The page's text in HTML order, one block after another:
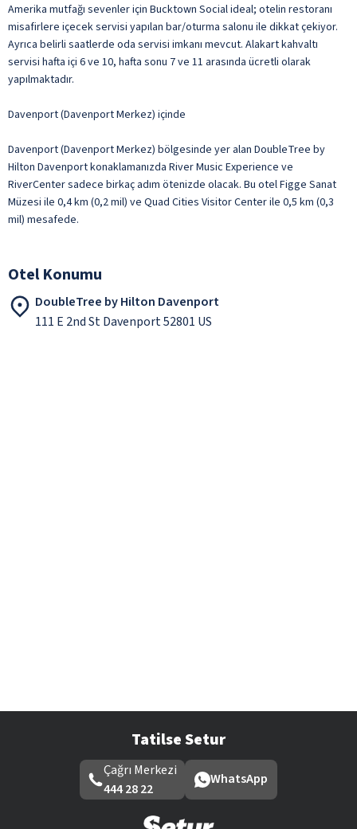
Amerika mutfağı sevenler için Bucktown Social ideal; otelin restoranı
misafirlere içecek servisi yapılan bar/oturma salonu ile dikkat çekiyor.
Ayrıca belirli saatlerde oda servisi imkanı mevcut. Alakart kahvaltı
servisi hafta içi 6 ve 10, hafta sonu 7 ve 11 arasında ücretli olarak
yapılmaktadır.
Davenport (Davenport Merkez) içinde
Davenport (Davenport Merkez) bölgesinde yer alan DoubleTree by
Hilton Davenport konaklamanızda River Music Experience ve
RiverCenter sadece birkaç adım ötenizde olacak. Bu otel Figge Sanat
Müzesi ile 0,4 km (0,2 mil) ve Quad Cities Visitor Center ile 0,5 km (0,3
mil) mesafede.
Otel Konumu
DoubleTree by Hilton Davenport
111 E 2nd St Davenport 52801 US
Tatilse Setur
Çağrı Merkezi
444 28 22
WhatsApp